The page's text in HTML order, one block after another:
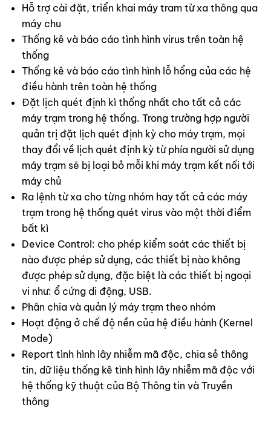
Hỗ trợ cài đặt, triển khai máy tram từ xa thông qua
máy chu
Thống kê và báo cáo tình hình virus trên toàn hệ
thống
Thống kê và báo cáo tình hình lỗ hổng của các hệ
điều hành trên toàn hệ thống
Đặt lịch quét định kì thống nhất cho tất cả các
máy trạm trong hệ thống. Trong trường hợp người
quản trị đặt lịch quét định kỳ cho máy trạm, mọi
thay đổi về lịch quét định kỳ từ phía người sử dụng
máy trạm sẽ bị loại bỏ mỗi khi máy trạm kết nối tới
máy chủ
Ra lệnh từ xa cho từng nhóm hay tất cả các máy
trạm trong hệ thống quét virus vào một thời điểm
bất kì
Device Control: cho phép kiểm soát các thiết bị
nào được phép sử dụng, các thiết bị nào không
được phép sử dụng, đặc biệt là các thiết bị ngoại
vi như: ổ cứng di động, USB.
Phân chia và quản lý máy trạm theo nhóm
Hoạt động ở chế độ nền của hệ điều hành (Kernel
Mode)
Report tình hình lây nhiễm mã độc, chia sẻ thông
tin, dữ liệu thống kê tình hình lây nhiễm mã độc với
hệ thống kỹ thuật của Bộ Thông tin và Truyền
thông